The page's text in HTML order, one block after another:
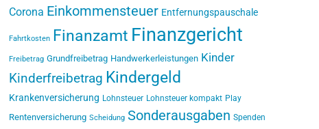
Corona Einkommensteuer Entfernungspauschale
Fahrtkosten Finanzamt Finanzgericht
Freibetrag Grundfreibetrag Handwerkerleistungen Kinder
Kinderfreibetrag Kindergeld
Krankenversicherung Lohnsteuer Lohnsteuer kompakt Play
Rentenversicherung Scheidung Sonderausgaben Spenden